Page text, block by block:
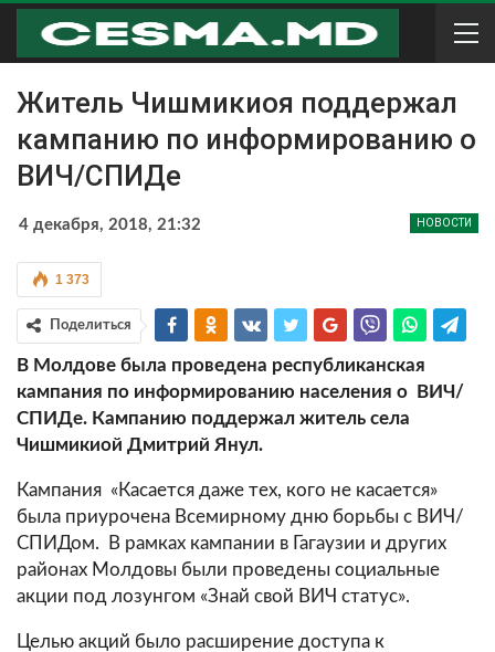
Житель Чишмикиоя поддержал
кампанию по информированию о
ВИЧ/СПИДе
НОВОСТИ
4 декабря, 2018, 21:32
1 373
Поделиться
В Молдове была проведена республиканская
кампания по информированию населения о
ВИЧ/
СПИДе. Кампанию поддержал житель села
Чишмикиой Дмитрий Янул.
Кампания «Касается даже тех, кого не касается»
была приурочена Всемирному дню борьбы с ВИЧ/
СПИДом. В рамках кампании в Гагаузии и других
районах Молдовы были проведены социальные
акции под лозунгом «Знай свой ВИЧ статус».
Целью акций было расширение доступа к